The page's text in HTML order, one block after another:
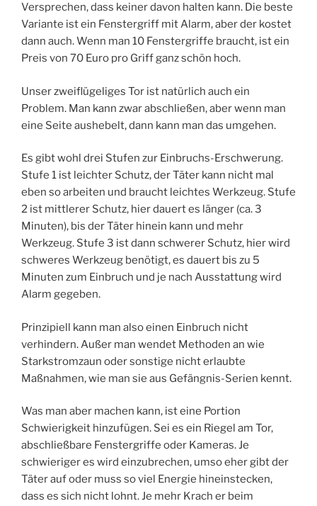
Versprechen, dass keiner davon halten kann. Die beste
Variante ist ein Fenstergriff mit Alarm, aber der kostet
dann auch. Wenn man 10 Fenstergriffe braucht, ist ein
Preis von 70 Euro pro Griff ganz schön hoch.
Unser zweiflügeliges Tor ist natürlich auch ein
Problem. Man kann zwar abschließen, aber wenn man
eine Seite aushebelt, dann kann man das umgehen.
Es gibt wohl drei Stufen zur Einbruchs-Erschwerung.
Stufe 1 ist leichter Schutz, der Täter kann nicht mal
eben so arbeiten und braucht leichtes Werkzeug. Stufe
2 ist mittlerer Schutz, hier dauert es länger (ca. 3
Minuten), bis der Täter hinein kann und mehr
Werkzeug. Stufe 3 ist dann schwerer Schutz, hier wird
schweres Werkzeug benötigt, es dauert bis zu 5
Minuten zum Einbruch und je nach Ausstattung wird
Alarm gegeben.
Prinzipiell kann man also einen Einbruch nicht
verhindern. Außer man wendet Methoden an wie
Starkstromzaun oder sonstige nicht erlaubte
Maßnahmen, wie man sie aus Gefängnis-Serien kennt.
Was man aber machen kann, ist eine Portion
Schwierigkeit hinzufügen. Sei es ein Riegel am Tor,
abschließbare Fenstergriffe oder Kameras. Je
schwieriger es wird einzubrechen, umso eher gibt der
Täter auf oder muss so viel Energie hineinstecken,
dass es sich nicht lohnt. Je mehr Krach er beim